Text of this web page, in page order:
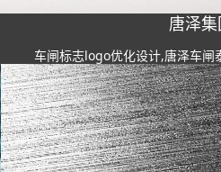
唐泽集
车闸标志logo优化设计,唐泽车闸